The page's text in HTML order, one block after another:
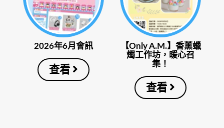
2026年6月會訊
查看
【Only A.M.】香薰蠟
燭工作坊，暖心召
集！
查看